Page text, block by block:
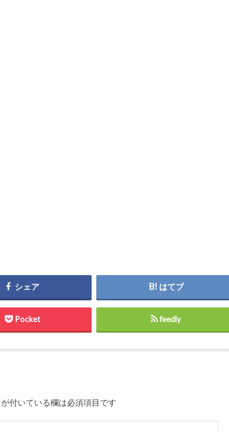
シェア はてブ
Pocket feedly
が付いている欄は必須項目です